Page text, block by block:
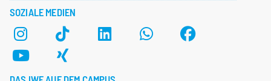
SOZIALE MEDIEN